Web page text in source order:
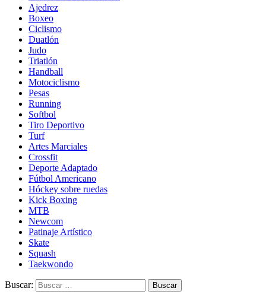
Ajedrez
Boxeo
Ciclismo
Duatlón
Judo
Triatlón
Handball
Motociclismo
Pesas
Running
Softbol
Tiro Deportivo
Turf
Artes Marciales
Crossfit
Deporte Adaptado
Fútbol Americano
Hóckey sobre ruedas
Kick Boxing
MTB
Newcom
Patinaje Artístico
Skate
Squash
Taekwondo
Buscar: